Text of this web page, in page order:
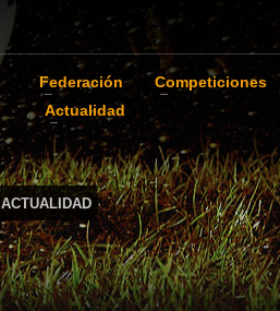
Federación Competiciones
Actualidad
ACTUALIDAD